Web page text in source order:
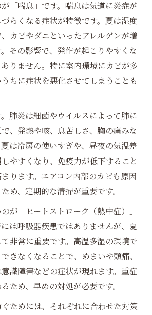
「喘息」です。喘息は気道に炎症が
らくなる症状が特徴です。夏は湿度
カビやダニといったアレルゲンが増
その影響で、発作が起こりやすくな
りません。特に室内環境にカビが多
ちに症状を悪化させてしまうことも
肺炎は細菌やウイルスによって肺に
、発熱や咳、息苦しさ、胸の痛みな
は冷房の使いすぎや、昼夜の気温差
やすくなり、免疫力が低下すること
ります。エアコン内部のカビも原因
め、定期的な清掃が重要です。
が「ヒートストローク（熱中症）」
は呼吸器疾患ではありませんが、夏
非常に重要です。高温多湿の環境で
きなくなることで、めまいや頭痛、
識障害などの症状が現れます。重症
ため、早めの対処が必要です。
ためには、それぞれに合わせた対策